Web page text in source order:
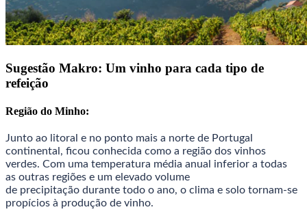
Sugestão Makro: Um vinho para cada tipo de
refeição
Região do Minho:
Junto ao litoral e no ponto mais a norte de Portugal
continental, ficou conhecida como a região dos vinhos
verdes. Com uma temperatura média anual inferior a todas
as outras regiões e um elevado volume
de precipitação durante todo o ano, o clima e solo tornam-se
propícios à produção de vinho.